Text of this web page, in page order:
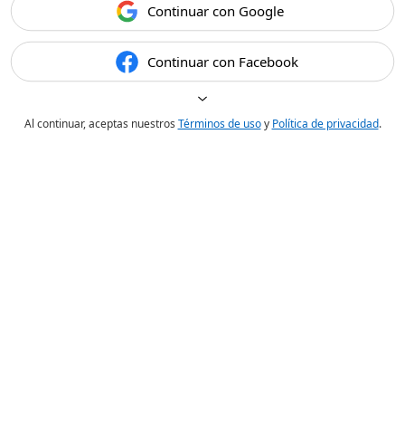
Continuar con Google
Continuar con Facebook
Al continuar, aceptas nuestros Términos de usoy Política de privacidad.